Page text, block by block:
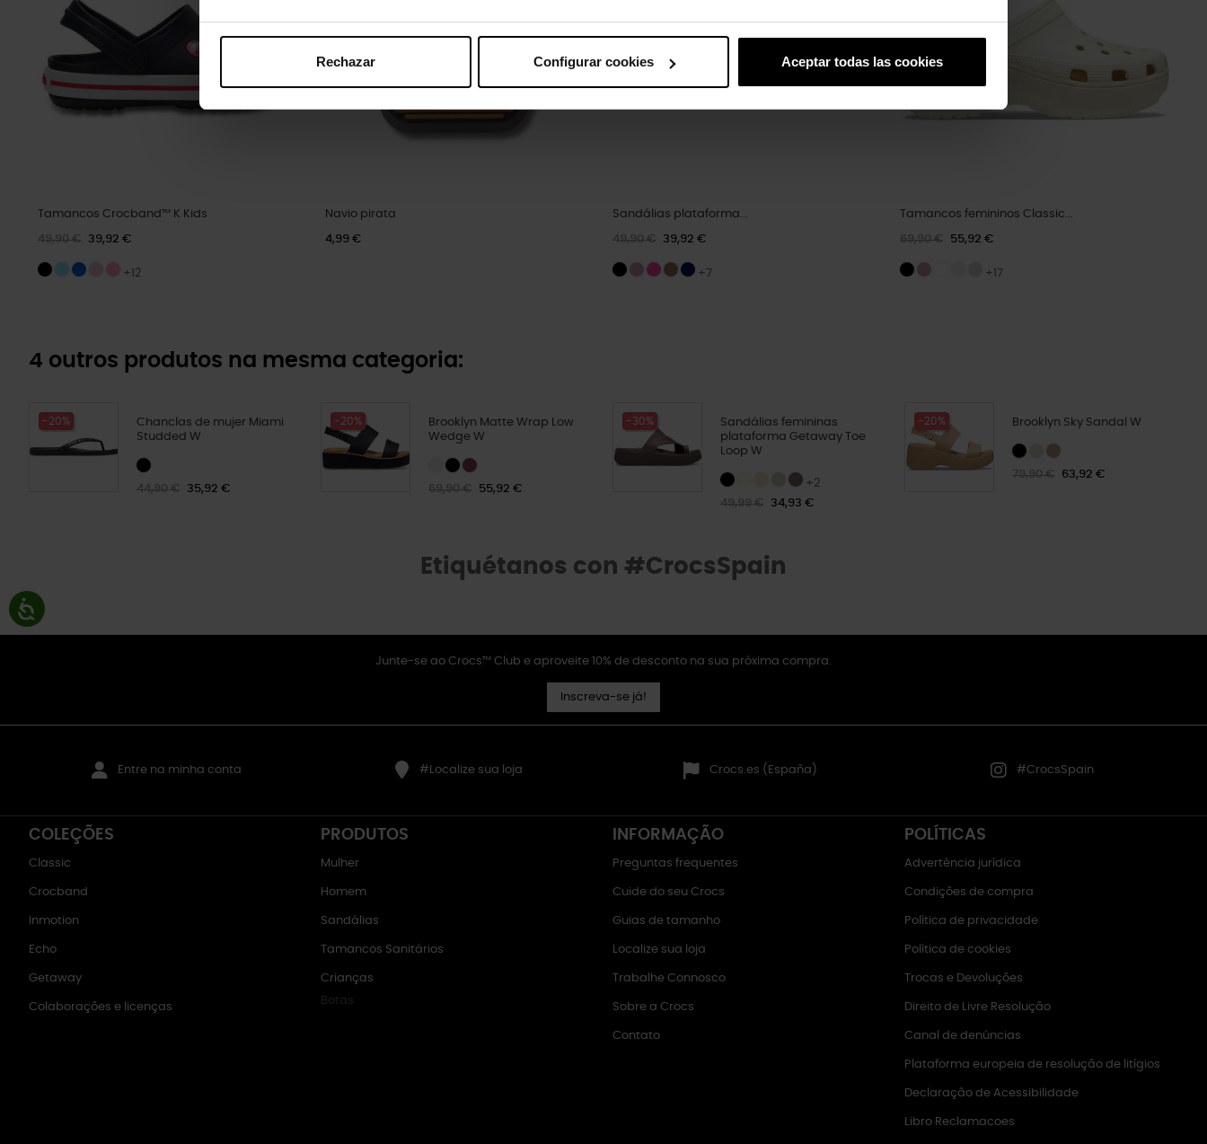
Rechazar Configurar cookies Aceptar todas las cookies
Tamancos Crocband™ K Kids
49,90 € 39,92 €
+12
Navio pirata
4,99 €
Sandálias plataforma...
49,90 € 39,92 €
+7
Tamancos femininos Classic...
69,90 € 55,92 €
+17
4 outros produtos na mesma categoria:
-20%
Chanclas de mujer Miami
Studded W
44,90 € 35,92 €
-20%
Brooklyn Matte Wrap Low
Wedge W
69,90 € 55,92 €
-30%
Sandálias femininas
plataforma Getaway Toe
Loop W
+2
49,99 €
34,93 €
-20% Brooklyn Sky Sandal W
79,90 € 63,92 €
Etiquétanos con #CrocsSpain
Junte-se ao Crocs™ Club e aproveite 10% de desconto na sua próxima compra.
Inscreva-se já!
Entre na minha conta #Localize sua loja Crocs.es (España) #CrocsSpain
COLEÇÕES
Classic
Crocband
Inmotion
Echo
Getaway
Colaborações e licenças
PRODUTOS
Mulher
Homem
Sandálias
Tamancos Sanitários
Crianças
Botas
INFORMAÇÃO
Preguntas frequentes
Cuide do seu Crocs
Guias de tamanho
Localize sua loja
Trabalhe Connosco
Sobre a Crocs
Contato
POLÍTICAS
Advertência jurídica
Condições de compra
Política de privacidade
Política de cookies
Trocas e Devoluções
Direito de Livre Resolução
Canal de denúncias
Plataforma europeia de resolução de litígios
Declaração de Acessibilidade
Libro Reclamacoes